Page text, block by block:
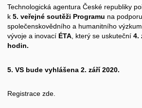
Technologická agentura České republiky
k 5. veřejné soutěži Programu na
společenskovědního a humanitního
vývoje a inovací ÉTA, který se uskuteční 4.
hodin.
5. VS bude vyhlášena 2. září 2020.
Registrace zde.